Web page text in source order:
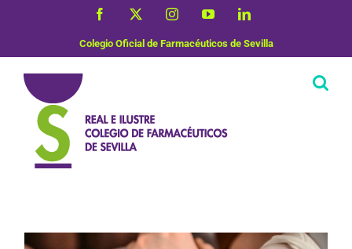
Facebook InstagramYouTubeLinkedIn
Colegio Oficial de Farmacéuticos de Sevilla